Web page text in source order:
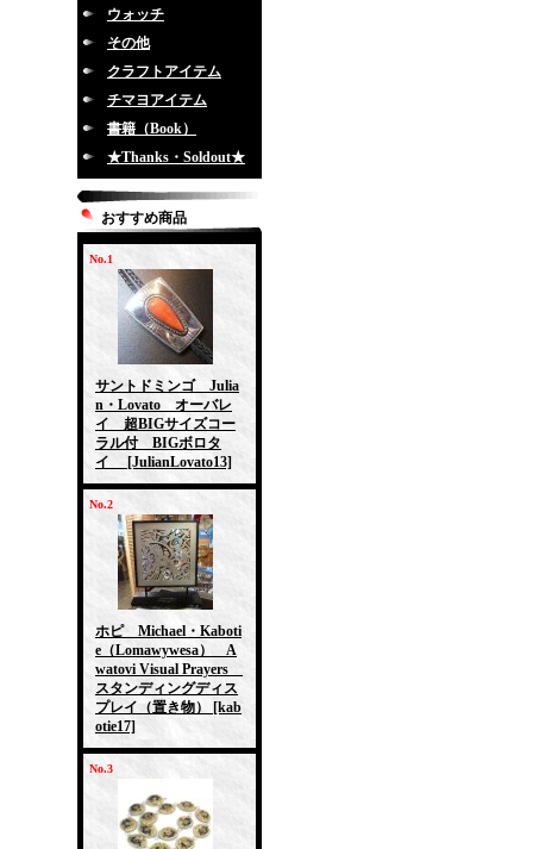
ウォッチ
その他
クラフトアイテム
チマヨアイテム
書籍（Book）
★Thanks・Soldout★
おすすめ商品
No.1
サントドミンゴ Julia
n・Lovato オーバレ
イ 超BIGサイズコー
ラル付 BIGボロタ
イ
[JulianLovato13]
No.2
ホピ Michael・Kaboti
e（Lomawywesa） A
watovi Visual Prayers
スタンディングディス
プレイ（置き物）
[kab
otie17]
No.3